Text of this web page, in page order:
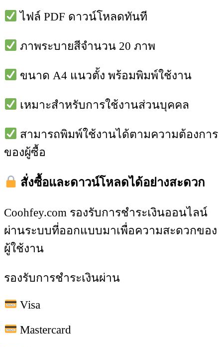
ไฟล์ PDF ดาวน์โหลดทันที
ภาพระบายสีจำนวน 20 ภาพ
ขนาด A4 แนวตั้ง พร้อมพิมพ์ใช้งาน
เหมาะสำหรับการใช้งานส่วนบุคคล
สามารถพิมพ์ใช้งานได้ตามความต้องการ
ของผู้ซื้อ
สั่งซื้อและดาวน์โหลดได้อย่างสะดวก
Coohfey.com รองรับการชำระเงินออนไลน์
ผ่านระบบที่ออกแบบมาเพื่อความสะดวกของ
ผู้ใช้งาน
รองรับการชำระเงินผ่าน
Visa
Mastercard